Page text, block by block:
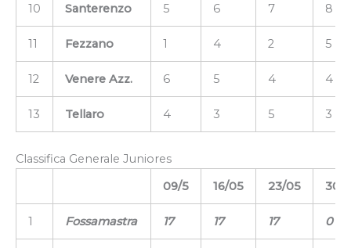
10 Santerenzo 5 6 7 8
11 Fezzano 1 4 2 5
12 Venere Azz. 6 5 4 4
13 Tellaro 4 3 5 3
Classifica Generale Juniores
09/5
16/05 23/05 30/
1 Fossamastra 17 17 17 0